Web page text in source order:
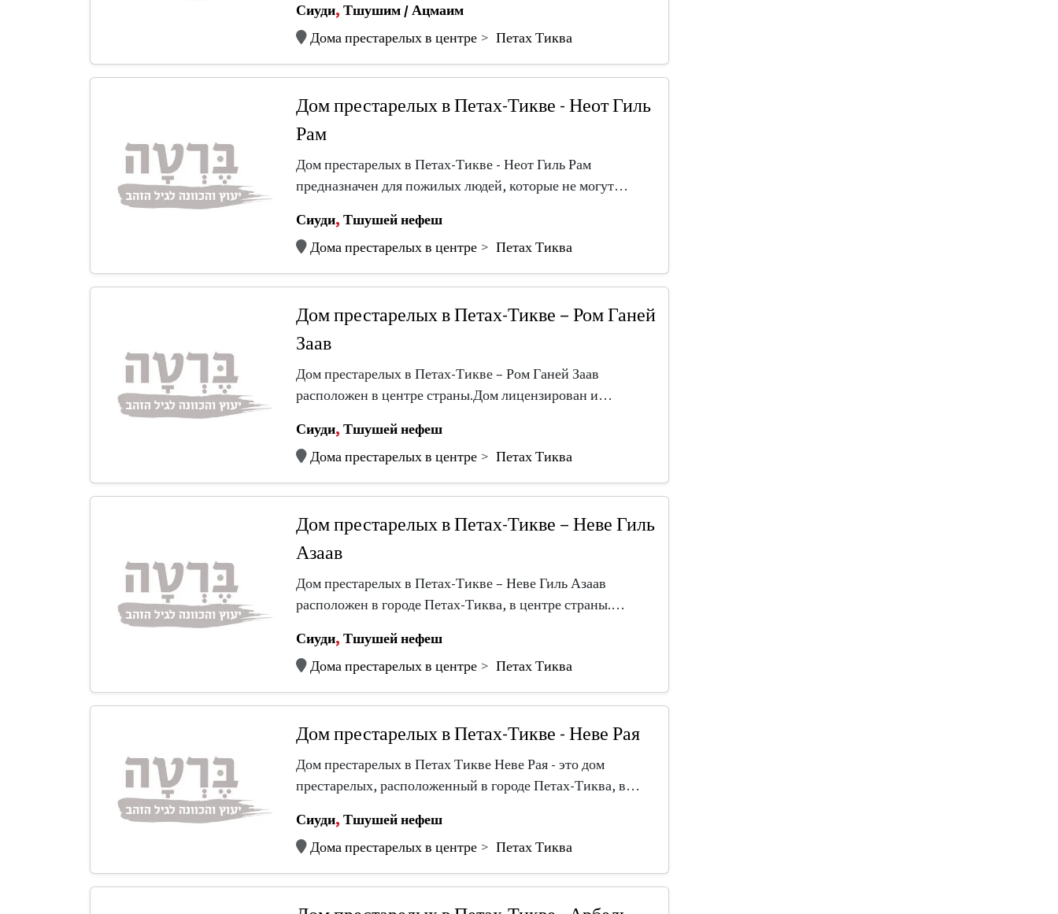
Сиуди, Тшушим / Ацмаим
Дома престарелых в центре
Петах Тиква
Дом престарелых в Петах-Тикве - Неот Гиль
Рам
Дом престарелых в Петах-Тикве - Неот Гиль Рам
предназначен для пожилых людей, которые не могут…
Сиуди, Тшушей нефеш
Дома престарелых в центре
Петах Тиква
Дом престарелых в Петах-Тикве – Ром Ганей
Заав
Дом престарелых в Петах-Тикве – Ром Ганей Заав
расположен в центре страны.Дом лицензирован и…
Сиуди, Тшушей нефеш
Дома престарелых в центре
Петах Тиква
Дом престарелых в Петах-Тикве – Неве Гиль
Азаав
Дом престарелых в Петах-Тикве – Неве Гиль Азаав
расположен в городе Петах-Тиква, в центре страны.…
Сиуди, Тшушей нефеш
Дома престарелых в центре
Петах Тиква
Дом престарелых в Петах-Тикве - Неве Рая
Дом престарелых в Петах Тикве Неве Рая - это дом
престарелых, расположенный в городе Петах-Тиква, в…
Сиуди, Тшушей нефеш
Дома престарелых в центре
Петах Тиква